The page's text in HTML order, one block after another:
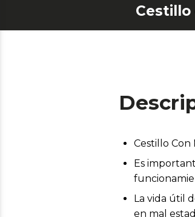
Cestillo
Es
La vida útil
en mal